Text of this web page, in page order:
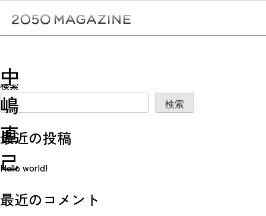
content
中
嶋
直
己
稿
ナ
ビ
ゲ
ー
ョ
検索
検索
最近の投稿
Hello world!
最近のコメント